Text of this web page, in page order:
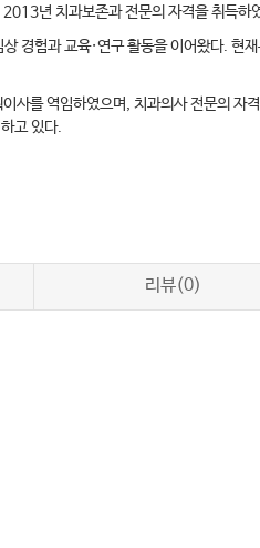
년 치과보존과 전문의 자격을 취득하
경험과 교육·연구 활동을 이어왔다. 현
를 역임하였으며, 치과의사 전문의 자
고 있다.
리뷰(0)